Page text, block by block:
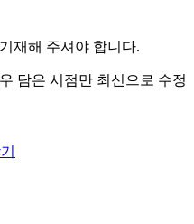
재해 주셔야 합니다.
담은 시점만 최신으로 수정